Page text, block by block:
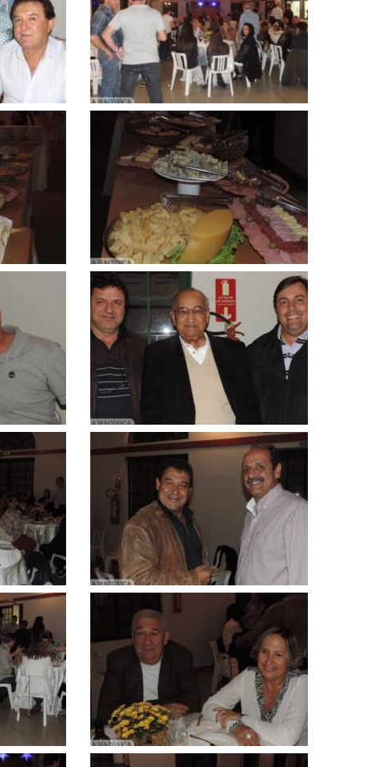
ampliar
Clique
para
ampliar
Clique
para
ampliar
Clique
para
ampliar
Clique
ampliar